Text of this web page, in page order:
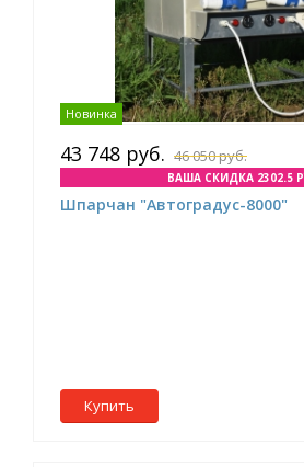
Новинка
43 748 руб. 46 050 руб.
ВАША СКИДКА 2302.5
Шпарчан "Автоградус-8000"
Купить